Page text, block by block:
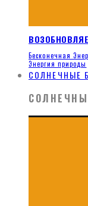
Бесконечная
Энергия природы
СОЛНЕЧНЫЕ